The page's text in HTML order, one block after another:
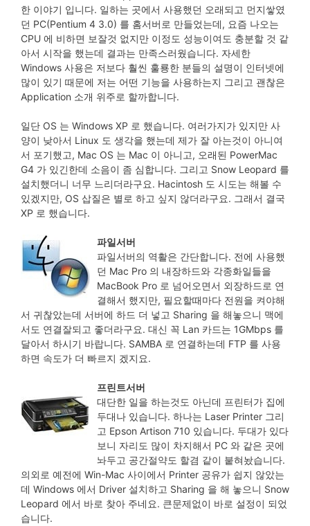
한 이야기 입니다. 일하는 곳에서 사용했던 오래되고 먼지쌓였
던 PC(Pentium 4 3.0) 를 홈서버로 만들었는데, 요즘 나오는
CPU 에 비하면 보잘것 없지만 이정도 성능이여도 충분할 것 같
아서 시작을 했는데 결과는 만족스러웠습니다. 자세한
Windows 사용은 저보다 훨씬 훌룡한 분들의 설명이 인터넷에
많이 있기 때문에 저는 어떤 기능을 사용하는지 그리고 괜찮은
Application 소개 위주로 할까합니다.
일단 OS 는 Windows XP 로 했습니다. 여러가지가 있지만 사
양이 낮아서 Linux 도 생각을 했는데 제가 잘 아는것이 아니여
서 포기했고, Mac OS 는 Mac 이 아니고, 오래된 PowerMac
G4 가 있긴한데 소음이 좀 심합니다. 그리고 Snow Leopard 를
설치했더니 너무 느리더라구요. Hacintosh 도 시도는 해볼 수
있겠지만, OS 삽질은 별로 하고 싶지 않더라구요. 그래서 결국
XP 로 했습니다.
파일서버
파일서버의 역활은 간단합니다. 전에 사용했
던 Mac Pro 의 내장하드와 각종화일들을
MacBook Pro 로 넘어오면서 외장하드로 연
결해서 했지만, 필요할때마다 전원을 켜야해
서 귀찮았는데 서버에 하드 더 넣고 Sharing 을 해놓으니 맥에
서도 연결잘되고 좋더라구요. 대신 꼭 Lan 카드는 1GMbps 를
달아서 하시기 바랍니다. SAMBA 로 연결하는데 FTP 를 사용
하면 속도가 더 빠르지 겠지요.
프린트서버
대단한 일을 하는것도 아닌데 프린터가 집에
두대나 있습니다. 하나는 Laser Printer 그리
고 Epson Artison 710 있습니다. 두대가 있다
보니 자리도 많이 차지해서 PC 와 같은 곳에
놔두고 공간절약도 할겸 같이 붙혀놨습니다.
의외로 예전에 Win-Mac 사이에서 Printer 공유가 쉽지 않았는
데 Windows 에서 Driver 설치하고 Sharing 을 해 놓으니 Snow
Leopard 에서 바로 찾아 주네요. 큰문제없이 바로 설정이 되었
습니다.